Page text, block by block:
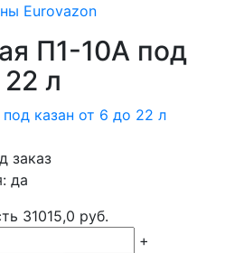
Eurovazon
П1-10А под
л
заказ
да
31015,0 руб.
+